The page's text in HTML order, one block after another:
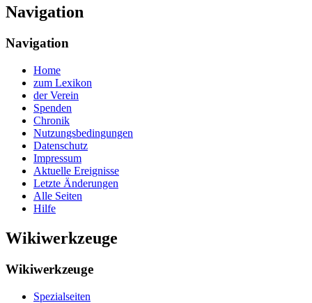
Navigation
Navigation
Home
zum Lexikon
der Verein
Spenden
Chronik
Nutzungsbedingungen
Datenschutz
Impressum
Aktuelle Ereignisse
Letzte Änderungen
Alle Seiten
Hilfe
Wikiwerkzeuge
Wikiwerkzeuge
Spezialseiten